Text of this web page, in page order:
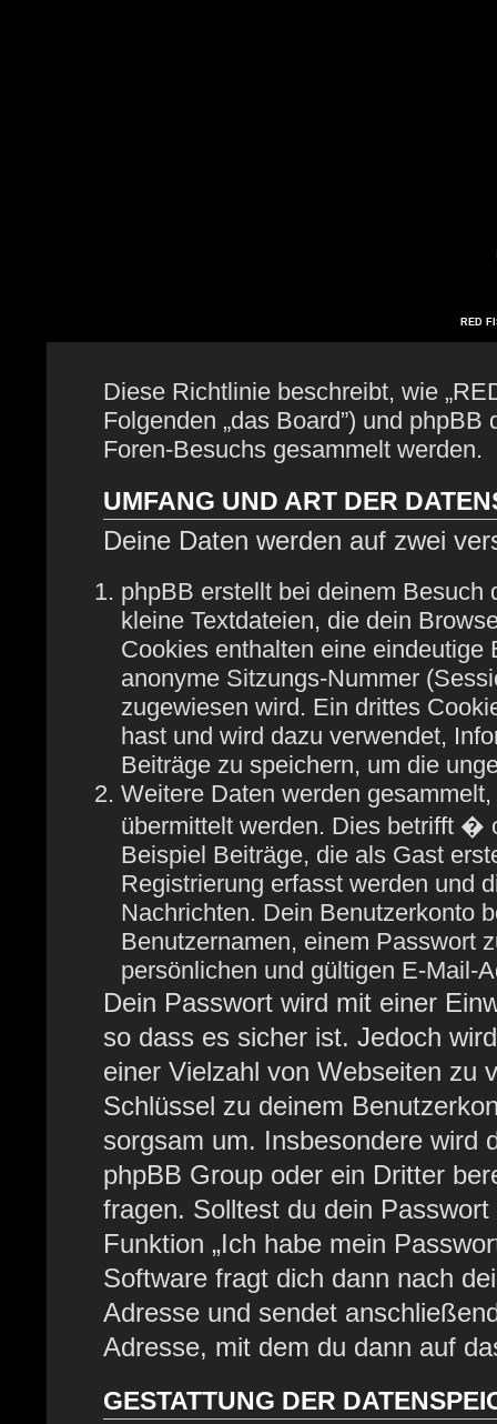
RED
Diese Richtlinie beschreibt, wie
Folgenden „das Board”) und
Foren-Besuchs gesammelt werden.
UMFANG UND ART DER
Deine Daten werden auf zwei
phpBB erstellt bei deinem
kleine Textdateien, die dein
Cookies enthalten eine
anonyme Sitzungs-Nummer
zugewiesen wird. Ein drittes
hast und wird dazu verwendet,
Beiträge zu speichern, um die
Weitere Daten werden
übermittelt werden. Dies betrifft
Beispiel Beiträge, die als Gast
Registrierung erfasst werden und
Nachrichten. Dein Benutzerkonto
Benutzernamen, einem Passwort
persönlichen und gültigen E-Mail-
Dein Passwort wird mit einer
so dass es sicher ist. Jedoch
einer Vielzahl von Webseiten zu
Schlüssel zu deinem
sorgsam um. Insbesondere wird
phpBB Group oder ein Dritter
fragen. Solltest du dein
Funktion „Ich habe mein
Software fragt dich dann nach
Adresse und sendet
Adresse, mit dem du dann auf
GESTATTUNG DER